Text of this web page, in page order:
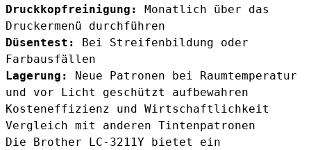
Druckkopfreinigung:
Monatlich über das
Druckermenü durchführen
Düsentest:
Bei Streifenbildung oder
Farbausfällen
Lagerung:
Neue Patronen bei Raumtemperatur
und vor Licht geschützt aufbewahren
Kosteneffizienz und Wirtschaftlichkeit
Vergleich mit anderen Tintenpatronen
Die Brother LC-3211Y bietet ein